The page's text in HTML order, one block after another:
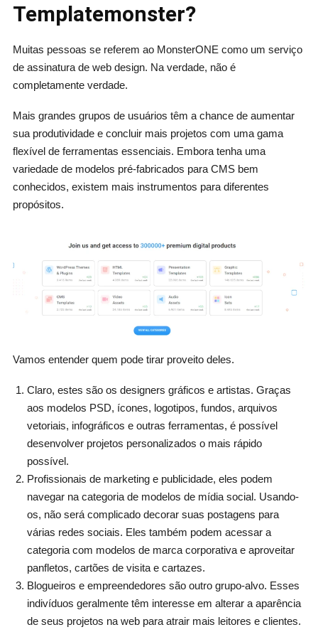
Templatemonster?
Muitas pessoas se referem ao MonsterONE como um serviço
de assinatura de web design. Na verdade, não é
completamente verdade.
Mais grandes grupos de usuários têm a chance de aumentar
sua produtividade e concluir mais projetos com uma gama
flexível de ferramentas essenciais. Embora tenha uma
variedade de modelos pré-fabricados para CMS bem
conhecidos, existem mais instrumentos para diferentes
propósitos.
Vamos entender quem pode tirar proveito deles.
Claro, estes são os designers gráficos e artistas. Graças
aos modelos PSD, ícones, logotipos, fundos, arquivos
vetoriais, infográficos e outras ferramentas, é possível
desenvolver projetos personalizados o mais rápido
possível.
Profissionais de marketing e publicidade, eles podem
navegar na categoria de modelos de mídia social. Usando-
os, não será complicado decorar suas postagens para
várias redes sociais. Eles também podem acessar a
categoria com modelos de marca corporativa e aproveitar
panfletos, cartões de visita e cartazes.
Blogueiros e empreendedores são outro grupo-alvo. Esses
indivíduos geralmente têm interesse em alterar a aparência
de seus projetos na web para atrair mais leitores e clientes.